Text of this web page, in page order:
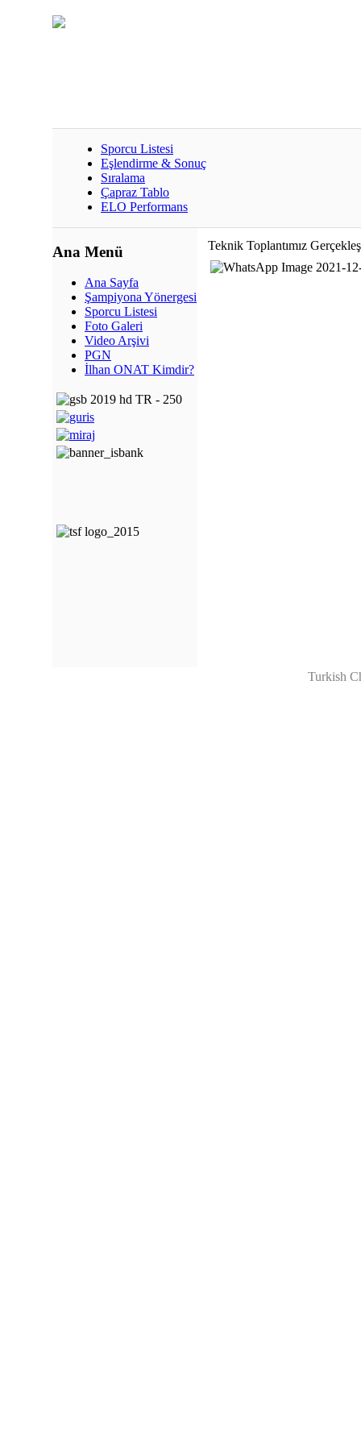
Sporcu Listesi
Eşlendirme & Sonuç
Sıralama
Çapraz Tablo
ELO Performans
Ana Menü
Ana Sayfa
Şampiyona Yönergesi
Sporcu Listesi
Foto Galeri
Video Arşivi
PGN
İlhan ONAT Kimdir?
Teknik Toplantımız
Turkish